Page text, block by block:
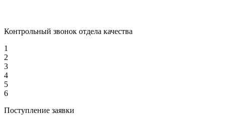
Контрольный звонок отдела качества
1
2
3
4
5
6
Поступление заявки